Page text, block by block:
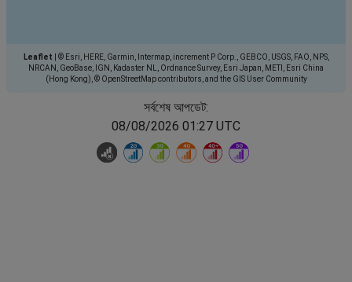
Leaflet
© Esri, HERE, Garmin, Intermap, increment P Corp., GEBCO, USGS, FAO, NPS,
NRCAN, GeoBase, IGN, Kadaster NL, Ordnance Survey, Esri Japan, METI, Esri China
(Hong Kong), © OpenStreetMap contributors, and the GIS User Community
সর্বশেষ আপডেট:
08/08/2026 01:27 UTC